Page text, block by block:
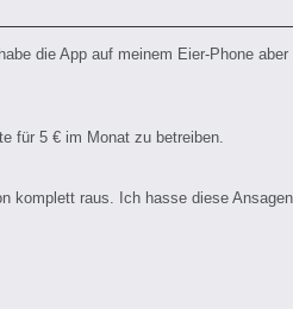
die App auf meinem Eier-Phone
für 5 € im Monat zu betreiben.
komplett raus. Ich hasse diese